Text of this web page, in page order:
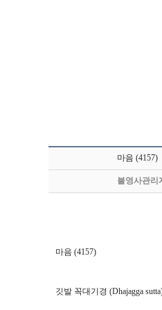
마음 (4157)
불영사관리
마음 (4157)
깃발 꼭대기경 (Dhajagga